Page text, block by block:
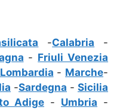
-Calabria -
- Friuli Venezia
Lombardia - Marche-
-Sardegna - Sicilia
Adige - Umbria -